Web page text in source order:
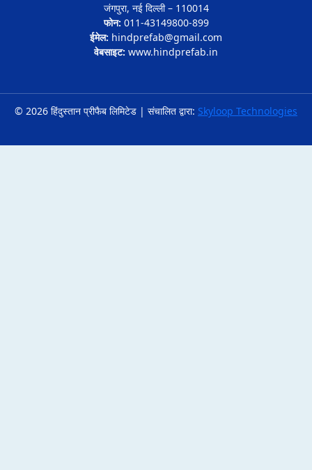
जंगपुरा, नई दिल्ली – 110014
फोन: 011-43149800-899
ईमेल: hindprefab@gmail.com
वेबसाइट: www.hindprefab.in
© 2026 हिंदुस्तान प्रीफैब लिमिटेड | संचालित द्वारा: Skyloop Technologies